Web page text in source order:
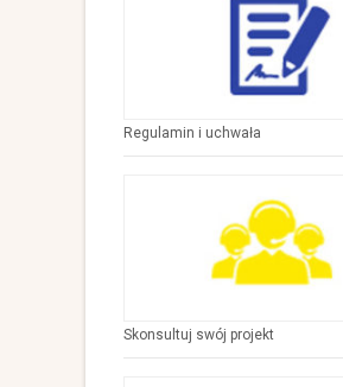
Regulamin i uchwała
Skonsultuj swój projekt